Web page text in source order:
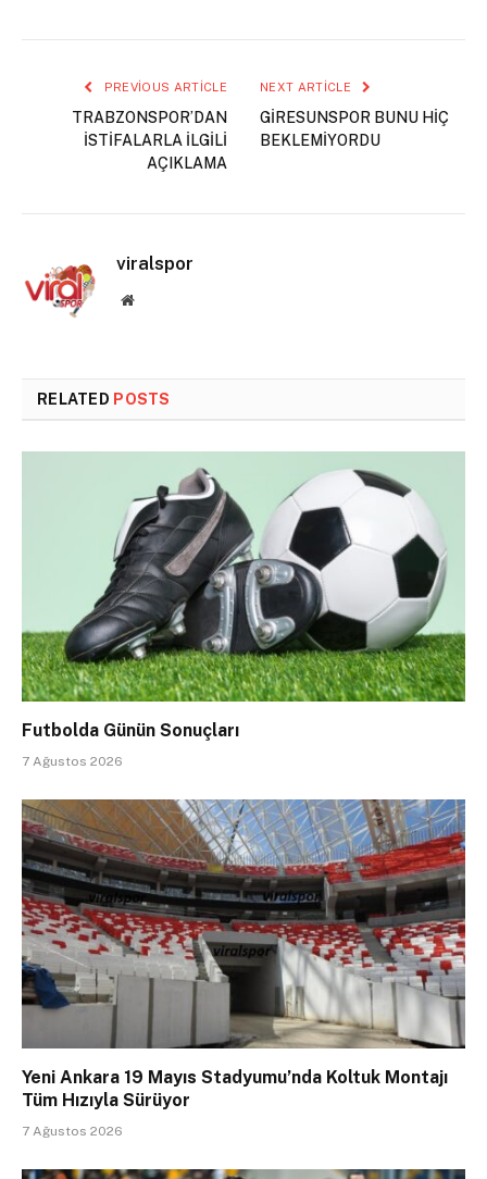
PREVIOUS ARTICLE
TRABZONSPOR’DAN
İSTİFALARLA İLGİLİ
AÇIKLAMA
NEXT ARTICLE
GİRESUNSPOR BUNU HİÇ
BEKLEMİYORDU
viralspor
Website
RELATED POSTS
Futbolda Günün Sonuçları
7 Ağustos 2026
Yeni Ankara 19 Mayıs Stadyumu’nda Koltuk Montajı
Tüm Hızıyla Sürüyor
7 Ağustos 2026